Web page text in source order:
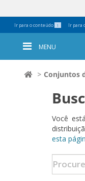
Ir para o conteúdo 1 Ir para
MENU
Conjuntos
Você
esta